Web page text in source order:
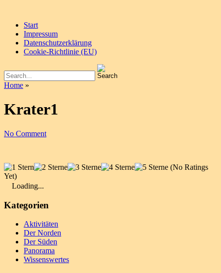
Start
Impressum
Datenschutzerklärung
Cookie-Richtlinie (EU)
Home »
Krater1
No Comment
(No Ratings
Yet)
Loading...
Kategorien
Aktivitäten
Der Norden
Der Süden
Panorama
Wissenswertes